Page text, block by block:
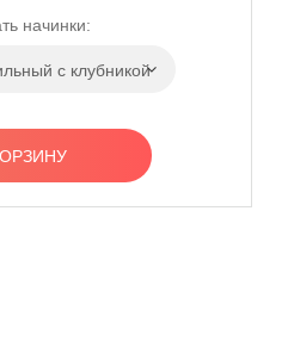
начинки:
с клубникой